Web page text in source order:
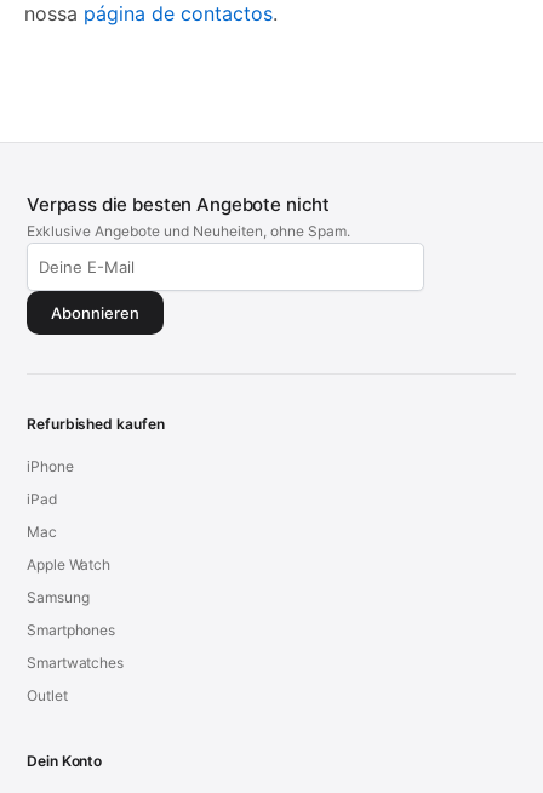
nossa página de contactos.
Verpass die besten Angebote nicht
Exklusive Angebote und Neuheiten, ohne Spam.
Abonnieren
Refurbished kaufen
iPhone
iPad
Mac
Apple Watch
Samsung
Smartphones
Smartwatches
Outlet
Dein Konto